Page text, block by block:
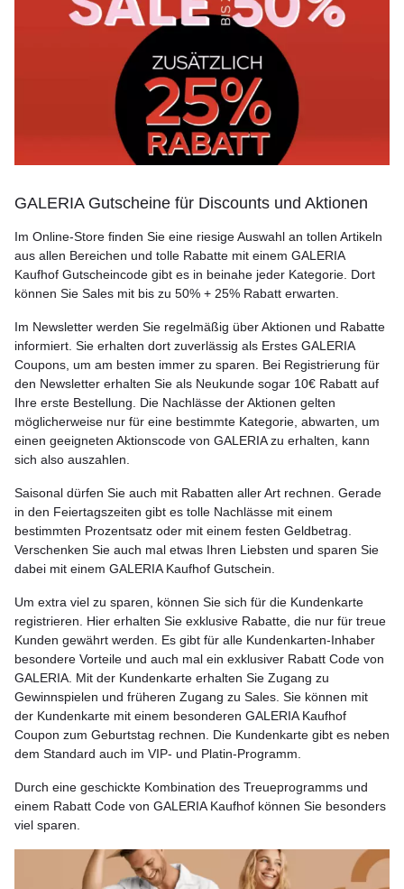
GALERIA Gutscheine für Discounts und Aktionen
Im Online-Store finden Sie eine riesige Auswahl an tollen Artikeln
aus allen Bereichen und tolle Rabatte mit einem GALERIA
Kaufhof Gutscheincode gibt es in beinahe jeder Kategorie. Dort
können Sie Sales mit bis zu 50% + 25% Rabatt erwarten.
Im Newsletter werden Sie regelmäßig über Aktionen und Rabatte
informiert. Sie erhalten dort zuverlässig als Erstes GALERIA
Coupons, um am besten immer zu sparen. Bei Registrierung für
den Newsletter erhalten Sie als Neukunde sogar 10€ Rabatt auf
Ihre erste Bestellung. Die Nachlässe der Aktionen gelten
möglicherweise nur für eine bestimmte Kategorie, abwarten, um
einen geeigneten Aktionscode von GALERIA zu erhalten, kann
sich also auszahlen.
Saisonal dürfen Sie auch mit Rabatten aller Art rechnen. Gerade
in den Feiertagszeiten gibt es tolle Nachlässe mit einem
bestimmten Prozentsatz oder mit einem festen Geldbetrag.
Verschenken Sie auch mal etwas Ihren Liebsten und sparen Sie
dabei mit einem GALERIA Kaufhof Gutschein.
Um extra viel zu sparen, können Sie sich für die Kundenkarte
registrieren. Hier erhalten Sie exklusive Rabatte, die nur für treue
Kunden gewährt werden. Es gibt für alle Kundenkarten-Inhaber
besondere Vorteile und auch mal ein exklusiver Rabatt Code von
GALERIA. Mit der Kundenkarte erhalten Sie Zugang zu
Gewinnspielen und früheren Zugang zu Sales. Sie können mit
der Kundenkarte mit einem besonderen GALERIA Kaufhof
Coupon zum Geburtstag rechnen. Die Kundenkarte gibt es neben
dem Standard auch im VIP- und Platin-Programm.
Durch eine geschickte Kombination des Treueprogramms und
einem Rabatt Code von GALERIA Kaufhof können Sie besonders
viel sparen.